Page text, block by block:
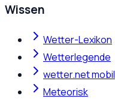
Wissen
Wetter-Lexikon
Wetterlegende
wetter.net mobil
Meteorisk